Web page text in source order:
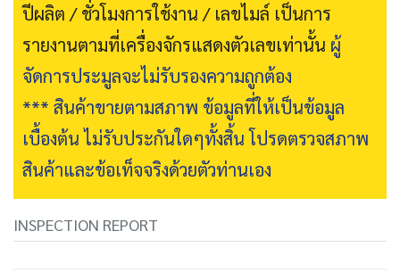
ปีผลิต / ชั่วโมงการใช้งาน / เลขไมล์ เป็นการ
รายงานตามที่เครื่องจักรแสดงตัวเลขเท่านั้น ผู้
จัดการประมูลจะไม่รับรองความถูกต้อง
*** สินค้าขายตามสภาพ ข้อมูลที่ให้เป็นข้อมูล
เบื้องต้น ไม่รับประกันใดๆทั้งสิ้น โปรดตรวจสภาพ
สินค้าและข้อเท็จจริงด้วยตัวท่านเอง
INSPECTION REPORT